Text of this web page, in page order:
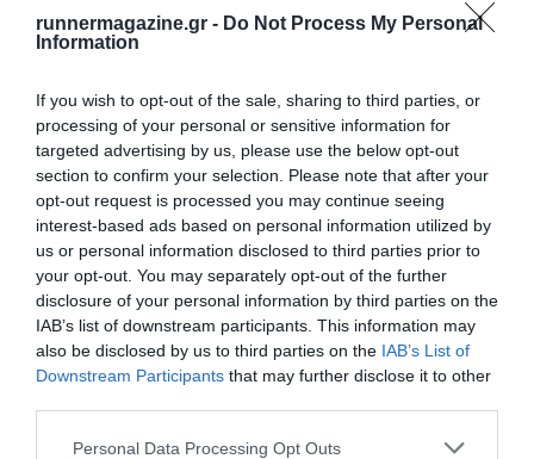
runnermagazine.gr - Do Not Process My Personal
Information
If you wish to opt-out of the sale, sharing to third parties, or
processing of your personal or sensitive information for
targeted advertising by us, please use the below opt-out
section to confirm your selection. Please note that after your
opt-out request is processed you may continue seeing
interest-based ads based on personal information utilized by
us or personal information disclosed to third parties prior to
your opt-out. You may separately opt-out of the further
disclosure of your personal information by third parties on the
IAB’s list of downstream participants. This information may
also be disclosed by us to third parties on the IAB’s List of
Downstream Participants that may further disclose it to other
Personal Data Processing Opt Outs